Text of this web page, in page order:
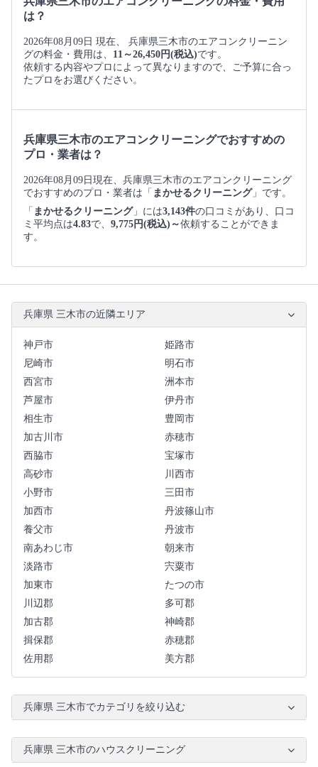
は？
2026年08月09日 現在、 兵庫県三木市のエアコンクリーニン
グの料金・費用は、 11～26,450円(税込)です。
依頼する内容やプロによって異なりますので、ご予算に合っ
たプロをお選びください。
兵庫県三木市のエアコンクリーニングでおすすめの
プロ・業者は？
2026年08月09日現在、兵庫県三木市のエアコンクリーニング
でおすすめのプロ・業者は「 まかせるクリーニング」です。
「 まかせるクリーニング」には3,143件の口コミがあり、口コ
ミ平均点は4.83で、 9,775円(税込)～依頼することができま
す。
兵庫県 三木市の近隣エリア
神戸市
姫路市
尼崎市
明石市
西宮市
洲本市
芦屋市
伊丹市
相生市
豊岡市
加古川市
赤穂市
西脇市
宝塚市
高砂市
川西市
小野市
三田市
加西市
丹波篠山市
養父市
丹波市
南あわじ市
朝来市
淡路市
宍粟市
加東市
たつの市
川辺郡
多可郡
加古郡
神崎郡
揖保郡
赤穂郡
佐用郡
美方郡
兵庫県 三木市でカテゴリを絞り込む
兵庫県 三木市のハウスクリーニング